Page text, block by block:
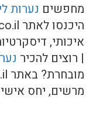
מחפשים נערות
| רוצים להכיר
מרשים, יחס